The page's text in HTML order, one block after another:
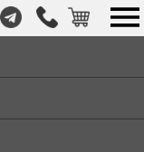
т.
+7